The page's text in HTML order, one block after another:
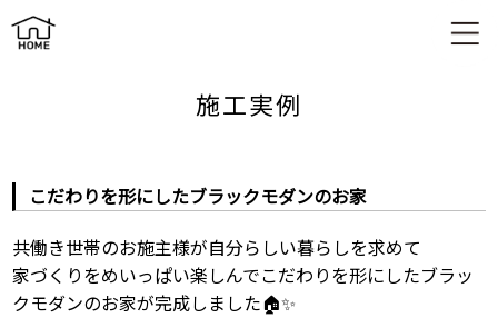
こだわりを形にしたブラックモダンのお家
施工実例
こだわりを形にしたブラックモダンのお家
共働き世帯のお施主様が自分らしい暮らしを求めて
家づくりをめいっぱい楽しんでこだわりを形にしたブラッ
クモダンのお家が完成しました🏠✨